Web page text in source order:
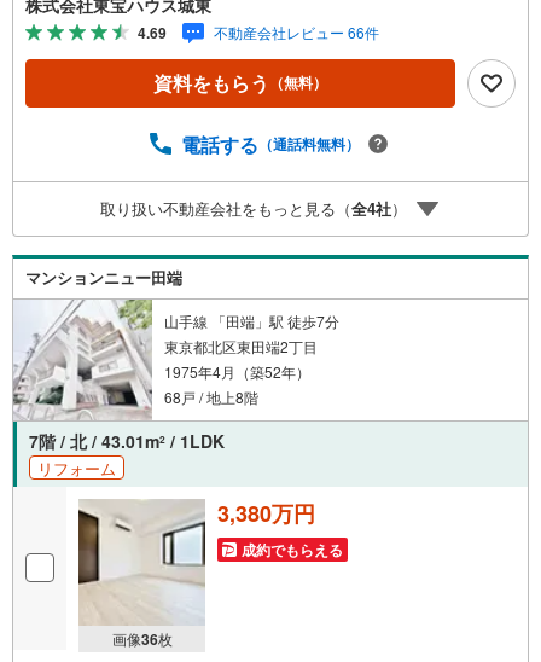
産キャンペーン対象店舗】当店で物件を成約するとPayPay
ボーナスライトがもらえる「Yahoo！ 不動産 物件ご成約キ
ャンペーン」の対象になります。「資料をもらう」「見学
予約をする」ボタンからお問い合わせください。※必ずYah
スライトは出金と譲渡はできません。ご案内・詳細な資料
時受け付けております！■頭金0円からのご購入可能です■
（諸費用もOK）お気軽にお問い合わせください。
4.69 不動産会社レビュー 66件
資料をもらう （無料）
電話する （通話料無料）
取り扱い不動産会社をもっと見る（全4社）
マンションニュー田端
山手線 「田端」駅 徒歩7分
東京都北区東田端2丁目
1975年4月（築52年）
68戸 / 地上8階
7階 / 北 / 43.01m2 / 1LDK
リフォーム
画像36枚
3,380万円
成約でもらえる